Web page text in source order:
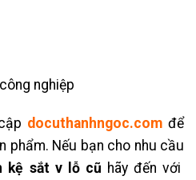
nghiệp
docuthanhngoc.com để
phẩm. Nếu bạn cho nhu cầu
kệ sắt v lỗ cũ hãy đến với